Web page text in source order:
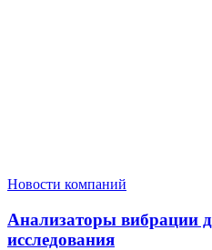
Новости компаний
Анализаторы вибрации
исследования